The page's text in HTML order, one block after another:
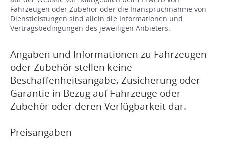
Fahrzeugen oder Zubehör oder die Inanspruchnahme von
Dienstleistungen sind allein die Informationen und
Vertragsbedingungen des jeweiligen Anbieters.
Angaben und Informationen zu Fahrzeugen
oder Zubehör stellen keine
Beschaffenheitsangabe, Zusicherung oder
Garantie in Bezug auf Fahrzeuge oder
Zubehör oder deren Verfügbarkeit dar.
Preisangaben